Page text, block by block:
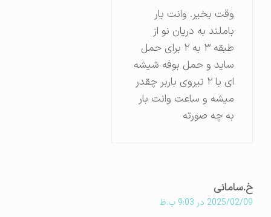
وقت بخیر. وانت بار
باملند به دریان نو از
طبقه ۳ به ۲ برای حمل
ساید و حمل بوفه شیشه
ای با ۲ نیروی باربر چقدر
میشه و ساعت وانت بار
به چه صورته
خ.سامانی
2025/02/09 در 9:03 ب.ظ